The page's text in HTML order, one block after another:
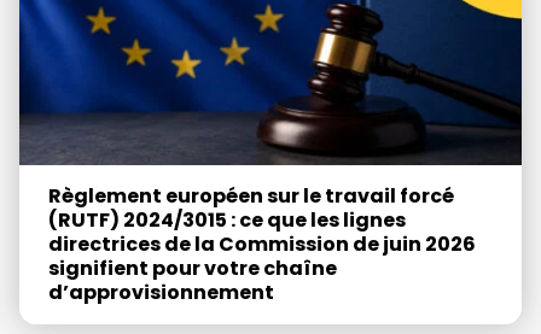
Règlement européen sur le travail forcé
(RUTF) 2024/3015 : ce que les lignes
directrices de la Commission de juin 2026
signifient pour votre chaîne
d’approvisionnement